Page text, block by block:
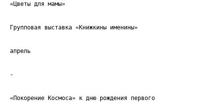
«Цветы для мамы»
Групповая выставка «Книжкины именины»
апрель
-
«Покорение Космоса» к дню рождения первого